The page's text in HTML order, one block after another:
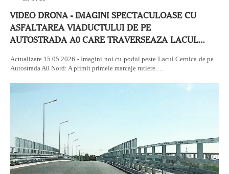
VIDEO DRONA - IMAGINI SPECTACULOASE CU
ASFALTAREA VIADUCTULUI DE PE
AUTOSTRADA A0 CARE TRAVERSEAZA LACUL…
Actualizare 15.05.2026 - Imagini noi cu podul peste Lacul Cernica de pe
Autostrada A0 Nord: A primit primele marcaje rutiere.…